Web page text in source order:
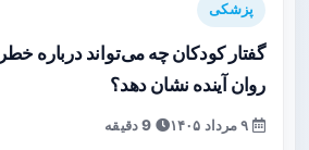
پزشکی
گفتار کودکان چه می‌تواند درباره
روان آینده نشان دهد؟